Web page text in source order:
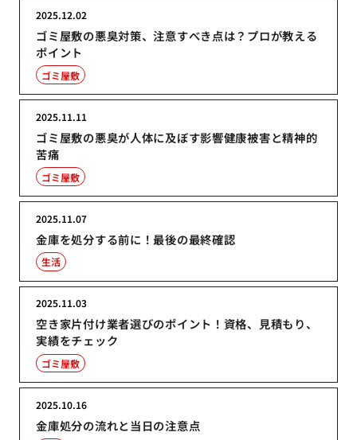
ゴミ屋敷の悪臭対策、注意すべき点は？プロが教える
ポイント
2025.12.02
ゴミ屋敷
ゴミ屋敷の悪臭が人体に及ぼす影響健康被害と精神的
苦痛
2025.11.11
ゴミ屋敷
金庫を処分する前に！最後の最終確認
2025.11.07
生活
空き家片付け業者選びのポイント！資格、見積もり、
実績をチェック
2025.11.03
ゴミ屋敷
金庫処分の流れと当日の注意点
2025.10.16